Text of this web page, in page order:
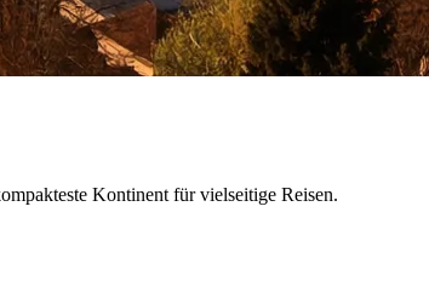
Kontinent für vielseitige Reisen.